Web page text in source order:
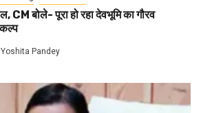
CM बोले- पूरा हो रहा देवभूमि का गौरव
Yoshita Pandey